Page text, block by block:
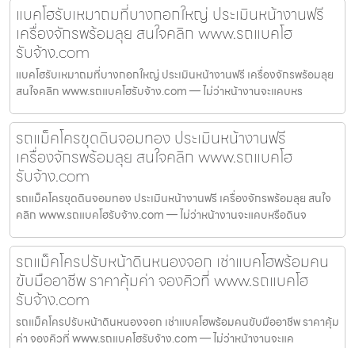
แบคโฮรับเหมาถมที่บางกอกใหญ่ ประเมินหน้างานฟรี
เครื่องจักรพร้อมลุย สนใจคลิก www.รถแบคโฮ
รับจ้าง.com
แบคโฮรับเหมาถมที่บางกอกใหญ่ ประเมินหน้างานฟรี เครื่องจักรพร้อมลุย
สนใจคลิก www.รถแบคโฮรับจ้าง.com — ไม่ว่าหน้างานจะแคบหร
รถแม็คโครขุดดินจอมทอง ประเมินหน้างานฟรี
เครื่องจักรพร้อมลุย สนใจคลิก www.รถแบคโฮ
รับจ้าง.com
รถแม็คโครขุดดินจอมทอง ประเมินหน้างานฟรี เครื่องจักรพร้อมลุย สนใจ
คลิก www.รถแบคโฮรับจ้าง.com — ไม่ว่าหน้างานจะแคบหรือดินจ
รถแม็คโครปรับหน้าดินหนองจอก เช่าแบคโฮพร้อมคน
ขับมืออาชีพ ราคาคุ้มค่า จองคิวที่ www.รถแบคโฮ
รับจ้าง.com
รถแม็คโครปรับหน้าดินหนองจอก เช่าแบคโฮพร้อมคนขับมืออาชีพ ราคาคุ้ม
ค่า จองคิวที่ www.รถแบคโฮรับจ้าง.com — ไม่ว่าหน้างานจะแค